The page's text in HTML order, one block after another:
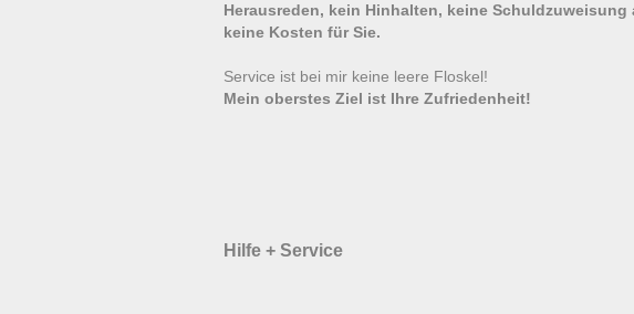
Herausreden, kein Hinhalten, keine Schuldzuweisung
keine Kosten für Sie.
Service ist bei mir keine leere Floskel!
Mein oberstes Ziel ist Ihre Zufriedenheit!
Hilfe + Service